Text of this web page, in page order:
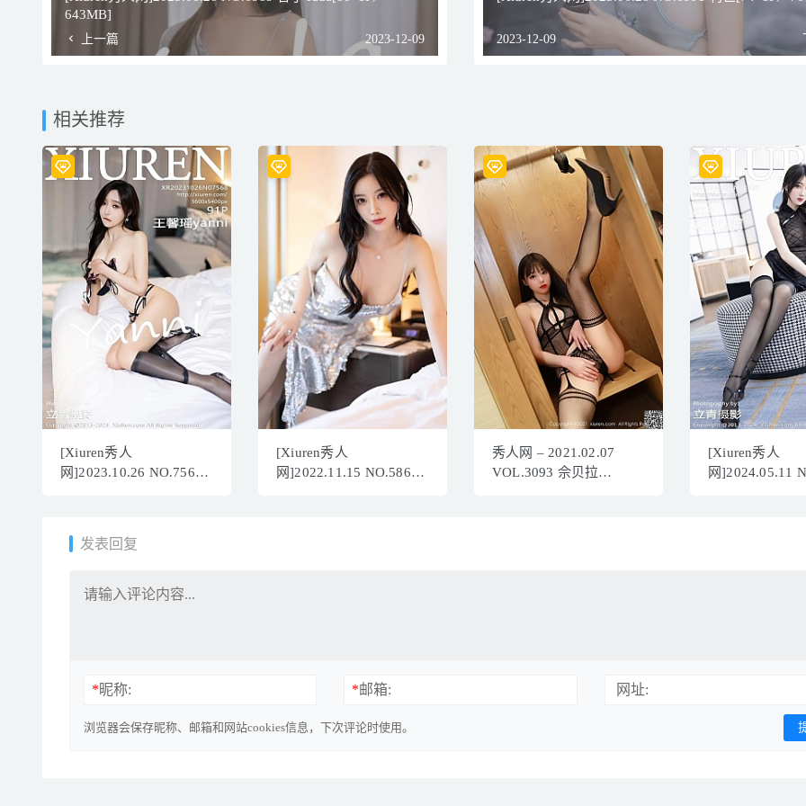
643MB]
上一篇 2023-12-09 2023-12-09
相关推荐
[Xiuren秀人
网]2023.10.26 NO.7568
[Xiuren秀人
网]2022.11.15 NO.5860
秀人网 – 2021.02.07
VOL.3093 佘贝拉
[Xiuren秀人
网]2024.05.11
发表回复
*昵称: *邮箱: 网址:
浏览器会保存昵称、邮箱和网站cookies信息，下次评论时使用。